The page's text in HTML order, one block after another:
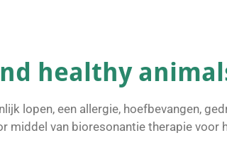
healthy
lopen, een allergie, hoefbevangen,
middel van bioresonantie therapie voor